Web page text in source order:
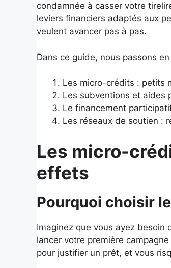
condamnée à casser votre
leviers financiers adaptés aux
veulent avancer pas à pas.
Dans ce guide, nous passons
Les micro-crédits : petits
Les subventions et aides
Le financement
Les réseaux de soutien :
Les micro-
effets
Pourquoi choisir
Imaginez que vous ayez
lancer votre première
pour justifier un prêt, et vous